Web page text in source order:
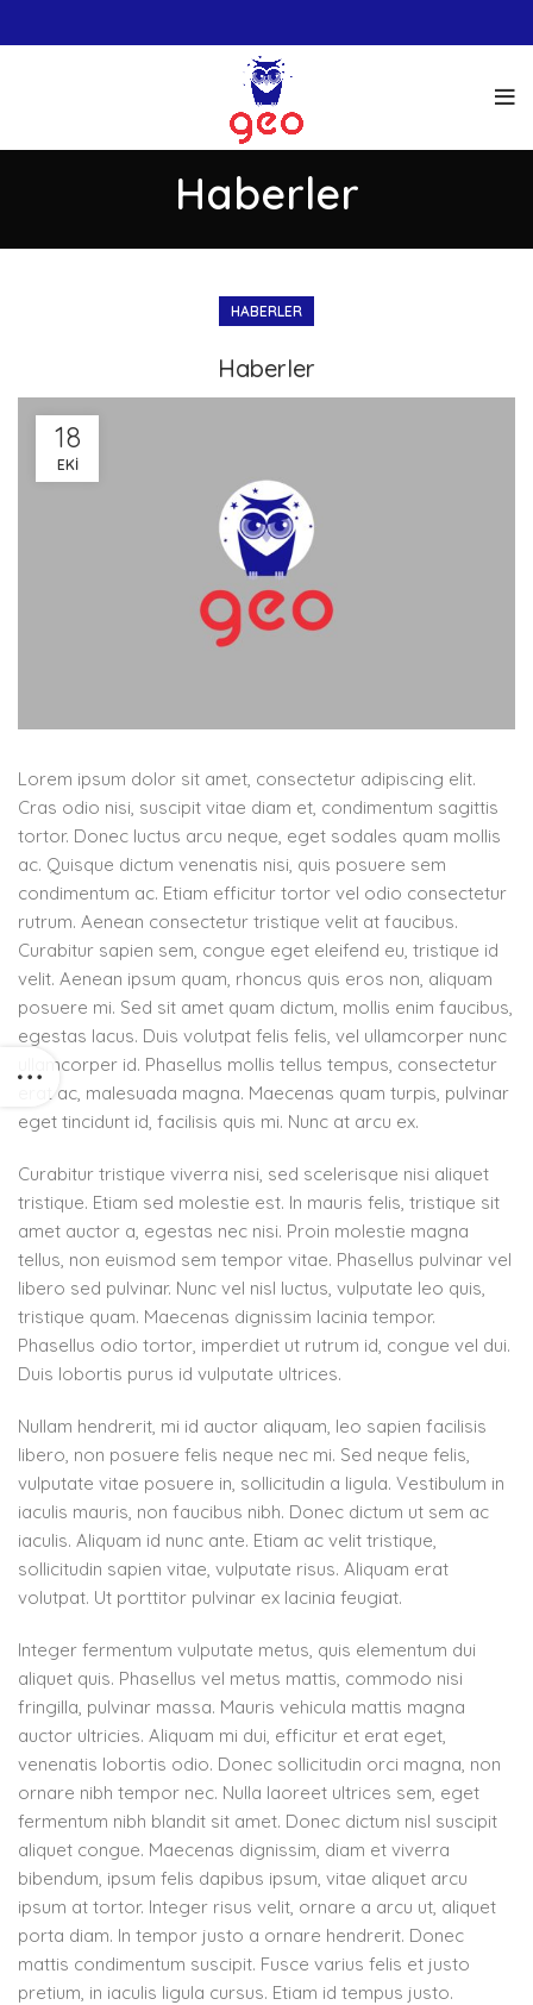
Haberler
HABERLER
Haberler
18
EKI
Lorem ipsum dolor sit amet, consectetur adipiscing elit.
Cras odio nisi, suscipit vitae diam et, condimentum sagittis
tortor. Donec luctus arcu neque, eget sodales quam mollis
ac. Quisque dictum venenatis nisi, quis posuere sem
condimentum ac. Etiam efficitur tortor vel odio consectetur
rutrum. Aenean consectetur tristique velit at faucibus.
Curabitur sapien sem, congue eget eleifend eu, tristique id
velit. Aenean ipsum quam, rhoncus quis eros non, aliquam
posuere mi. Sed sit amet quam dictum, mollis enim faucibus,
egestas lacus. Duis volutpat felis felis, vel ullamcorper nunc
ullamcorper id. Phasellus mollis tellus tempus, consectetur
erat ac, malesuada magna. Maecenas quam turpis, pulvinar
eget tincidunt id, facilisis quis mi. Nunc at arcu ex.
Curabitur tristique viverra nisi, sed scelerisque nisi aliquet
tristique. Etiam sed molestie est. In mauris felis, tristique sit
amet auctor a, egestas nec nisi. Proin molestie magna
tellus, non euismod sem tempor vitae. Phasellus pulvinar vel
libero sed pulvinar. Nunc vel nisl luctus, vulputate leo quis,
tristique quam. Maecenas dignissim lacinia tempor.
Phasellus odio tortor, imperdiet ut rutrum id, congue vel dui.
Duis lobortis purus id vulputate ultrices.
Nullam hendrerit, mi id auctor aliquam, leo sapien facilisis
libero, non posuere felis neque nec mi. Sed neque felis,
vulputate vitae posuere in, sollicitudin a ligula. Vestibulum in
iaculis mauris, non faucibus nibh. Donec dictum ut sem ac
iaculis. Aliquam id nunc ante. Etiam ac velit tristique,
sollicitudin sapien vitae, vulputate risus. Aliquam erat
volutpat. Ut porttitor pulvinar ex lacinia feugiat.
Integer fermentum vulputate metus, quis elementum dui
aliquet quis. Phasellus vel metus mattis, commodo nisi
fringilla, pulvinar massa. Mauris vehicula mattis magna
auctor ultricies. Aliquam mi dui, efficitur et erat eget,
venenatis lobortis odio. Donec sollicitudin orci magna, non
ornare nibh tempor nec. Nulla laoreet ultrices sem, eget
fermentum nibh blandit sit amet. Donec dictum nisl suscipit
aliquet congue. Maecenas dignissim, diam et viverra
bibendum, ipsum felis dapibus ipsum, vitae aliquet arcu
ipsum at tortor. Integer risus velit, ornare a arcu ut, aliquet
porta diam. In tempor justo a ornare hendrerit. Donec
mattis condimentum suscipit. Fusce varius felis et justo
pretium, in iaculis ligula cursus. Etiam id tempus justo.